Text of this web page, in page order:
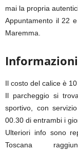
mai la propria
Appuntamento il 22
Maremma.
Informazioni
Il costo del calice è
Il parcheggio si
sportivo, con
00.30 di entrambi i
Ulteriori info sono
Toscana